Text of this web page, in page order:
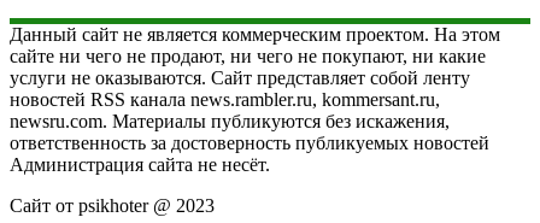
Данный сайт не является коммерческим проектом. На этом
сайте ни чего не продают, ни чего не покупают, ни какие
услуги не оказываются. Сайт представляет собой ленту
новостей RSS канала news.rambler.ru, kommersant.ru,
newsru.com. Материалы публикуются без искажения,
ответственность за достоверность публикуемых новостей
Администрация сайта не несёт.
Сайт от psikhoter @ 2023